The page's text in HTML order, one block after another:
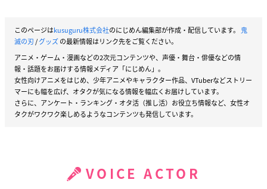
このページはkusuguru株式会社のにじめん編集部が作成・配信しています。 鬼
滅の刃/グッズの最新情報はリンク先をご覧ください。
アニメ・ゲーム・漫画などの2次元コンテンツや、声優・舞台・俳優などの情
報・話題をお届けする情報メディア「にじめん」。
女性向けアニメをはじめ、少年アニメやキャラクター作品、VTuberなどストリー
マーにも幅を広げ、オタクが気になる情報を幅広くお届けしています。
さらに、アンケート・ランキング・オタ活（推し活）お役立ち情報など、女性オ
タクがワクワク楽しめるようなコンテンツも発信しています。
VOICE ACTOR